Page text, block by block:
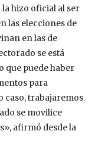
la hizo oficial al ser
las elecciones de
en las de
se está
que puede haber
para
caso, trabajaremos
se movilice
afirmó desde la